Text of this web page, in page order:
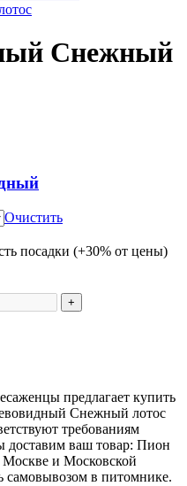
Снежный
Очистить
посадки (+30% от цены)
предлагает купить
Снежный лотос
требованиям
доставим ваш товар: Пион
и Московской
самовывозом в питомнике.